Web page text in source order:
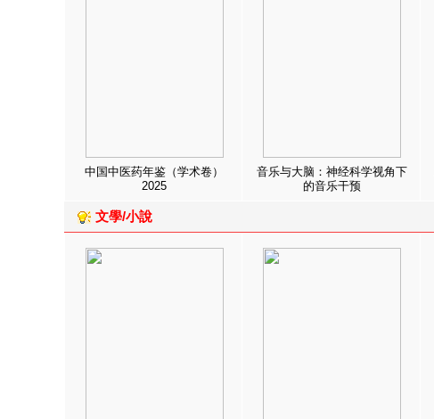
中国中医药年鉴（学术卷）
2025
音乐与大脑：神经科学视角下
的音乐干预
文學/小說